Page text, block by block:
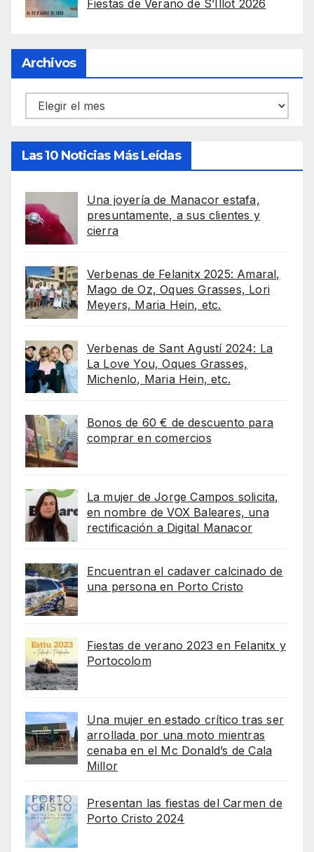
Fiestas de Verano de S’Illot 2026
Archivos
Archivos
Las 10 Noticias Más Leídas
Una joyería de Manacor estafa,
presuntamente, a sus clientes y
cierra
Verbenas de Felanitx 2025: Amaral,
Mago de Oz, Oques Grasses, Lori
Meyers, Maria Hein, etc.
Verbenas de Sant Agustí 2024: La
La Love You, Oques Grasses,
Michenlo, Maria Hein, etc.
Bonos de 60 € de descuento para
comprar en comercios
La mujer de Jorge Campos solicita,
en nombre de VOX Baleares, una
rectificación a Digital Manacor
Encuentran el cadaver calcinado de
una persona en Porto Cristo
Fiestas de verano 2023 en Felanitx y
Portocolom
Una mujer en estado crítico tras ser
arrollada por una moto mientras
cenaba en el Mc Donald’s de Cala
Millor
Presentan las fiestas del Carmen de
Porto Cristo 2024